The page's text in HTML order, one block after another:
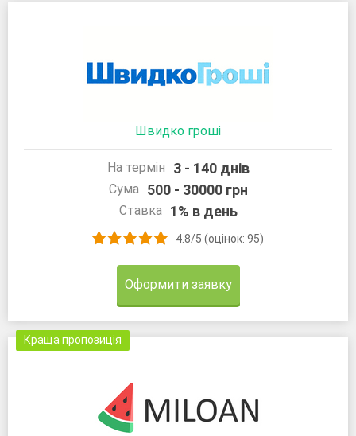
Швидко гроші
На термін 3 - 140 днів
Сума 500 - 30000 грн
Ставка 1% в день
4.8/5 (оцінок: 95)
Оформити заявку
Краща пропозиція